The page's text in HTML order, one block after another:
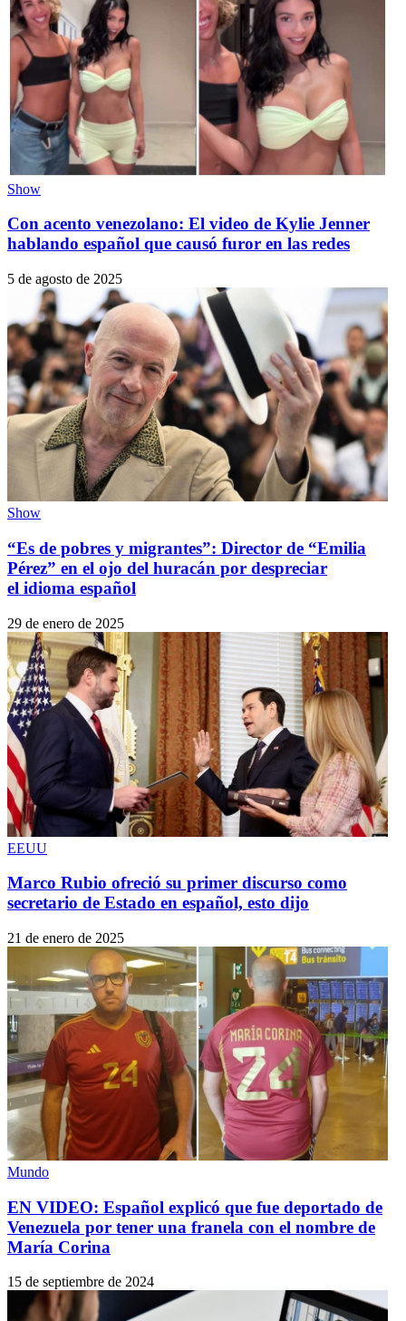
Show
Con acento venezolano: El video de Kylie Jenner
hablando español que causó furor en las redes
5 de agosto de 2025
Show
“Es de pobres y migrantes”: Director de “Emilia
Pérez” en el ojo del huracán por despreciar
el idioma español
29 de enero de 2025
EEUU
Marco Rubio ofreció su primer discurso como
secretario de Estado en español, esto dijo
21 de enero de 2025
Mundo
EN VIDEO: Español explicó que fue deportado de
Venezuela por tener una franela con el nombre de
María Corina
15 de septiembre de 2024